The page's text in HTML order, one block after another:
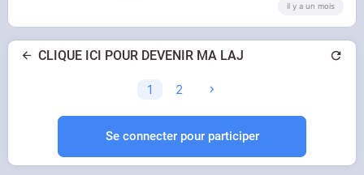
il y a un mois
CLIQUE ICI POUR DEVENIR MA LAJ
1 2
Se connecter pour participer